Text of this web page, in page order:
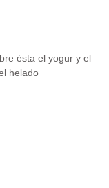
ésta el yogur y el
helado